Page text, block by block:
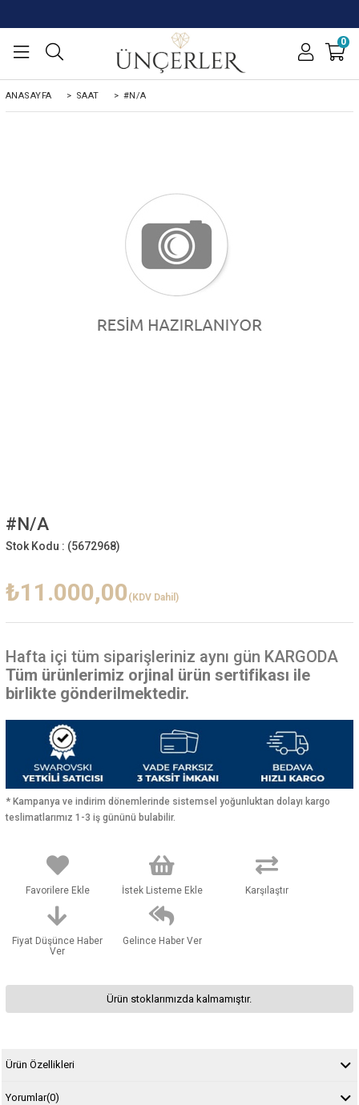
0
ANASAYFA > SAAT > #N/A
#N/A
Stok Kodu : (5672968)
₺11.000,00 (KDV Dahil)
Hafta içi tüm siparişleriniz aynı gün KARGODA
Tüm ürünlerimiz orjinal ürün sertifikası ile
birlikte gönderilmektedir.
* Kampanya ve indirim dönemlerinde sistemsel yoğunluktan dolayı kargo
teslimatlarımız 1-3 iş gününü bulabilir.
Favorilere Ekle İstek Listeme Ekle Karşılaştır
Fiyat Düşünce Haber
Ver
Gelince Haber Ver
Ürün stoklarımızda kalmamıştır.
Ürün Özellikleri
Yorumlar(0)